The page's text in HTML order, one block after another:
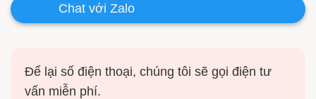
Chat với Zalo
Để lại số điện thoại, chúng tôi sẽ gọi điện tư
vấn miễn phí.